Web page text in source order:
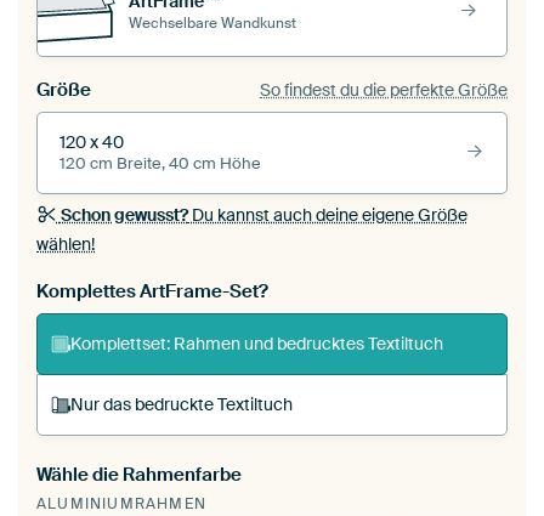
Wechselbare Wandkunst
Größe So findest du die perfekte Größe
120 x 40
120 cm Breite, 40 cm Höhe
Schon gewusst?Du kannst auch deine eigene Größe
wählen!
Komplettes ArtFrame-Set?
Komplettset: Rahmen und bedrucktes Textiltuch
Nur das bedruckte Textiltuch
Du spannst einen wechselbaren Textiltuch in
deinen vorhandenen ArtFrame™.
Wähle die Rahmenfarbe
ALUMINIUMRAHMEN